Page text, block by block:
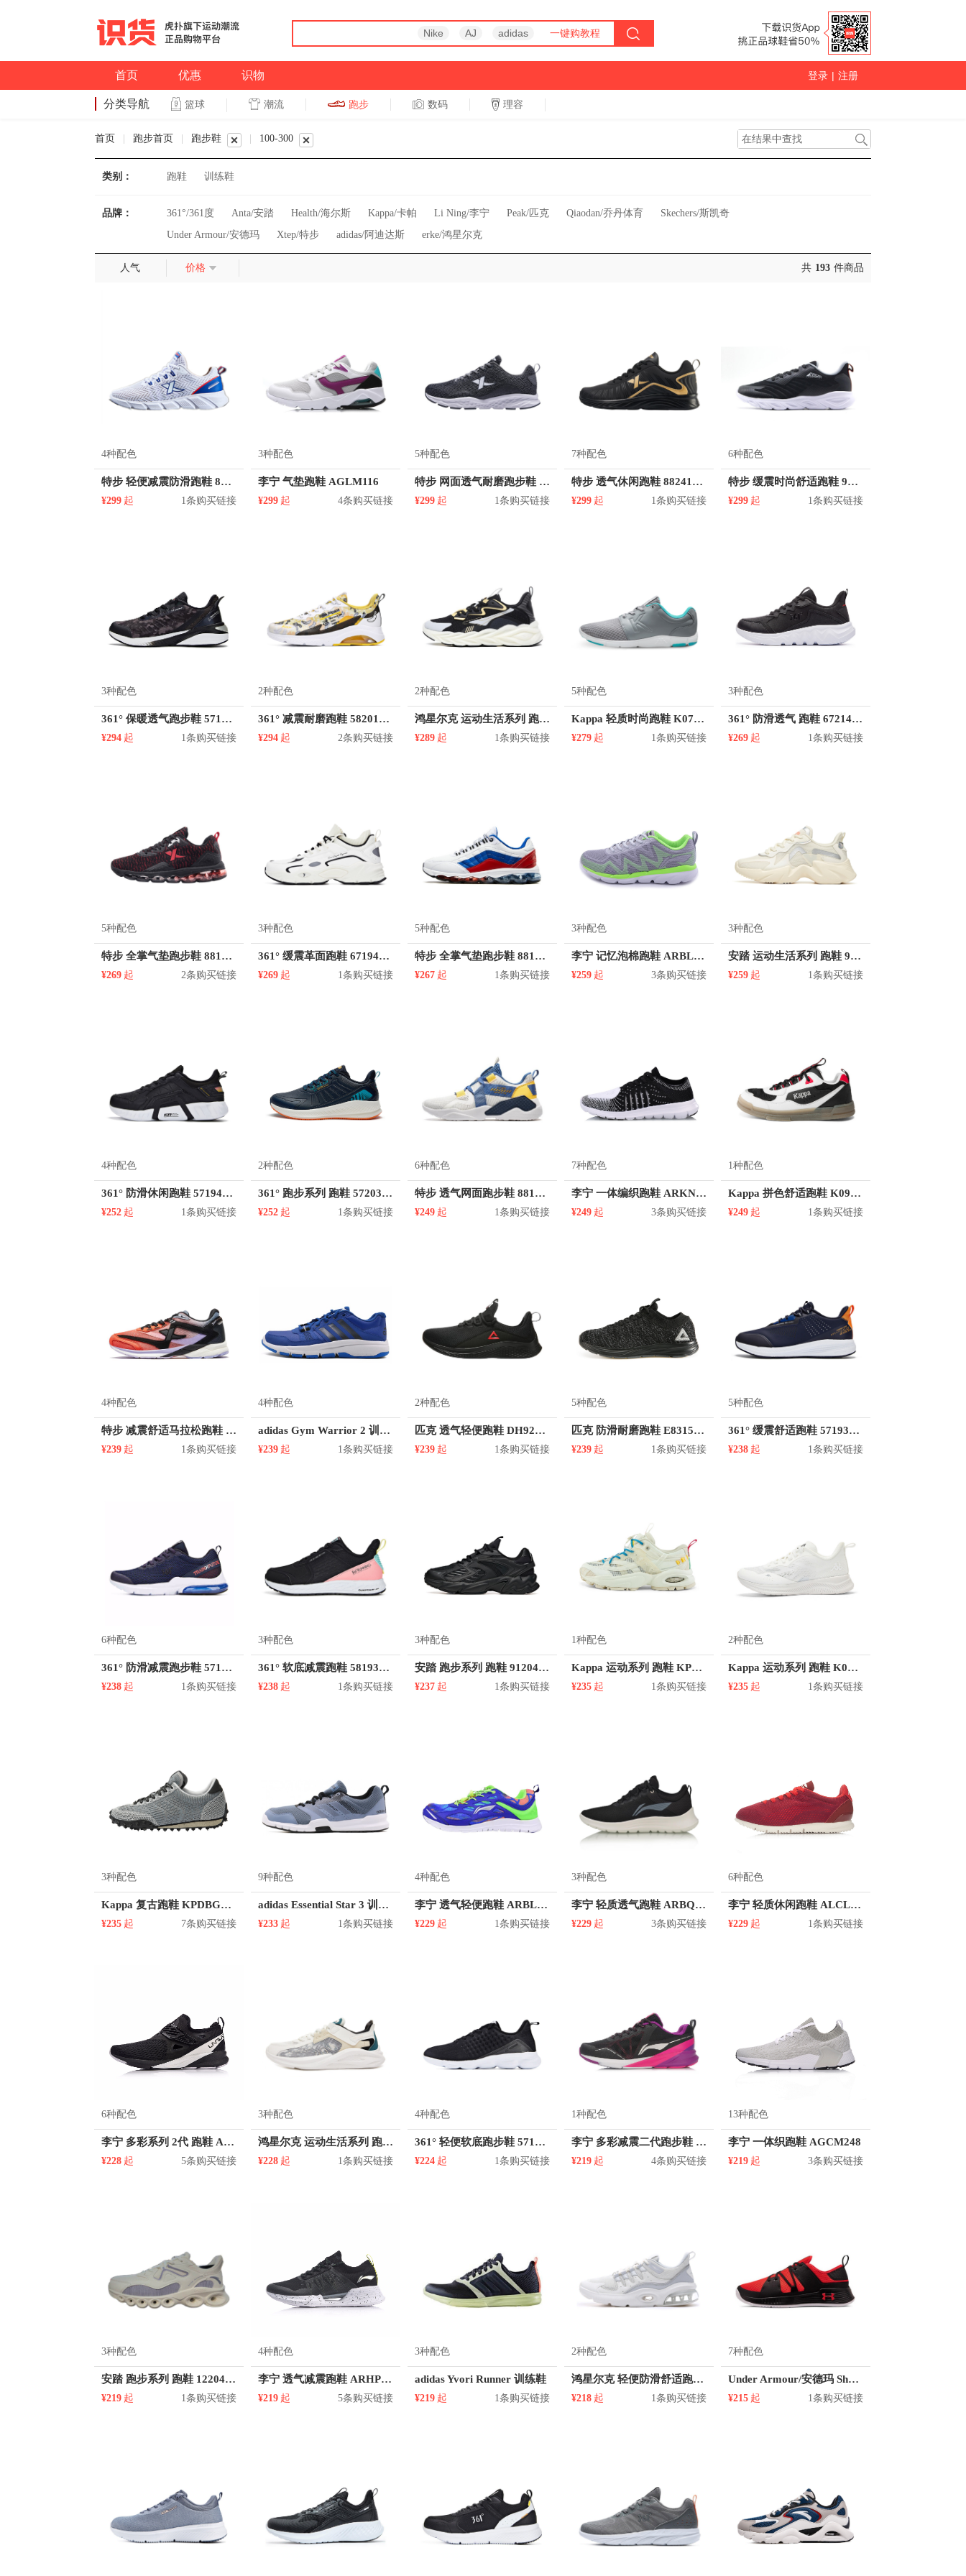
Nike AJ adidas 一键购教程
首页 优惠 识物 登录 | 注册
分类导航 篮球 潮流 跑步 数码 理容
首页 跑步首页 跑步鞋 100-300
类别： 跑鞋 训练鞋
品牌： 361°/361度 Anta/安踏 Health/海尔斯 Kappa/卡帕 Li Ning/李宁 Peak/匹克 Qiaodan/乔丹体育
Skechers/斯凯奇
Under Armour/安德玛
Xtep/特步 adidas/阿迪达斯 erke/鸿星尔克
人气 价格 共 193 件商品
4种配色
特步 轻便减震防滑跑鞋 880219115327
¥299 起 1条购买链接
3种配色
李宁 气垫跑鞋 AGLM116
¥299 起 4条购买链接
5种配色
特步 网面透气耐磨跑步鞋 982119119116
¥299 起 1条购买链接
7种配色
特步 透气休闲跑鞋 882419119885/880119115069
¥299 起 1条购买链接
6种配色
特步 缓震时尚舒适跑鞋 981419110522
¥299 起 1条购买链接
3种配色
361° 保暖透气跑步鞋 571942259
¥294 起 1条购买链接
2种配色
361° 减震耐磨跑鞋 582016781
¥294 起 2条购买链接
2种配色
鸿星尔克 运动生活系列 跑鞋 51120303095
¥289 起 1条购买链接
5种配色
Kappa 轻质时尚跑鞋 K0715MQ68D
¥279 起 1条购买链接
3种配色
361° 防滑透气 跑鞋 672142222
¥269 起 1条购买链接
5种配色
特步 全掌气垫跑步鞋 881218119861
¥269 起 2条购买链接
3种配色
361° 缓震革面跑鞋 671946704
¥269 起 1条购买链接
5种配色
特步 全掌气垫跑步鞋 881118119285
¥267 起 1条购买链接
3种配色
李宁 记忆泡棉跑鞋 ARBL003
¥259 起 3条购买链接
3种配色
安踏 运动生活系列 跑鞋 922035583
¥259 起 1条购买链接
4种配色
361° 防滑休闲跑鞋 571944418
¥252 起 1条购买链接
2种配色
361° 跑步系列 跑鞋 572032208
¥252 起 1条购买链接
6种配色
特步 透气网面跑步鞋 881219329536
¥249 起 1条购买链接
7种配色
李宁 一体编织跑鞋 ARKN007
¥249 起 3条购买链接
1种配色
Kappa 拼色舒适跑鞋 K09Y5CC11
¥249 起 1条购买链接
4种配色
特步 减震舒适马拉松跑鞋 980118110866
¥239 起 1条购买链接
4种配色
adidas Gym Warrior 2 训练鞋
¥239 起 1条购买链接
2种配色
匹克 透气轻便跑鞋 DH920611
¥239 起 1条购买链接
5种配色
匹克 防滑耐磨跑鞋 E83158H
¥239 起 1条购买链接
5种配色
361° 缓震舒适跑鞋 571932267
¥238 起 1条购买链接
6种配色
361° 防滑减震跑步鞋 571924428
¥238 起 1条购买链接
3种配色
361° 软底减震跑鞋 581932245
¥238 起 1条购买链接
3种配色
安踏 跑步系列 跑鞋 912045581
¥237 起 1条购买链接
1种配色
Kappa 运动系列 跑鞋 KPCBEMM83C
¥235 起 1条购买链接
2种配色
Kappa 运动系列 跑鞋 K0BY5MQ19
¥235 起 1条购买链接
3种配色
Kappa 复古跑鞋 KPDBGMM80C
¥235 起 7条购买链接
9种配色
adidas Essential Star 3 训练鞋
¥233 起 1条购买链接
4种配色
李宁 透气轻便跑鞋 ARBL138
¥229 起 1条购买链接
3种配色
李宁 轻质透气跑鞋 ARBQ009
¥229 起 3条购买链接
6种配色
李宁 轻质休闲跑鞋 ALCL029
¥229 起 1条购买链接
6种配色
李宁 多彩系列 2代 跑鞋 ARHN073
¥228 起 5条购买链接
3种配色
鸿星尔克 运动生活系列 跑鞋 51121203193
¥228 起 1条购买链接
4种配色
361° 轻便软底跑步鞋 571832204
¥224 起 1条购买链接
1种配色
李宁 多彩减震二代跑步鞋 ARHL009
¥219 起 4条购买链接
13种配色
李宁 一体织跑鞋 AGCM248
¥219 起 3条购买链接
3种配色
安踏 跑步系列 跑鞋 122045570
¥219 起 1条购买链接
4种配色
李宁 透气减震跑鞋 ARHP031
¥219 起 5条购买链接
3种配色
adidas Yvori Runner 训练鞋
¥219 起 1条购买链接
2种配色
鸿星尔克 轻便防滑舒适跑鞋 11120320384
¥218 起 1条购买链接
7种配色
Under Armour/安德玛 Showstopper 2.0 训练鞋
¥215 起 1条购买链接